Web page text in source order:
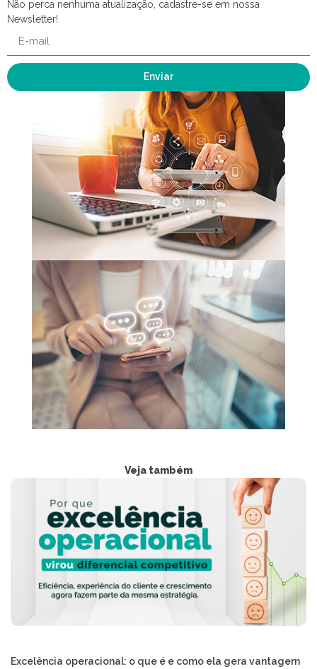
Não perca nenhuma atualização, cadastre-se em nossa
Newsletter!
Enviar
Veja também
Excelência operacional: o que é e como ela gera vantagem